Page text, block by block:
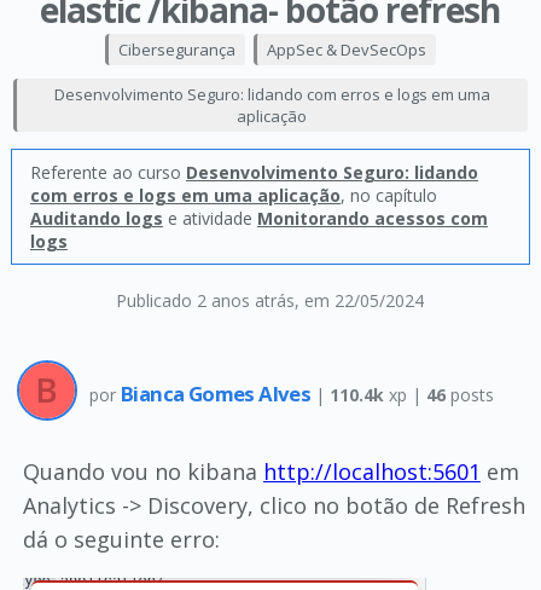
elastic /kibana- botão refresh
Publicado 2 anos atrás, em 22/05/2024
Cibersegurança AppSec & DevSecOps
Desenvolvimento Seguro: lidando com erros e logs em uma
aplicação
Referente ao curso Desenvolvimento Seguro: lidando
com erros e logs em uma aplicação, no capítulo
Auditando logs e atividade Monitorando acessos com
logs
por Bianca Gomes Alves | 110.4k xp | 46posts
Quando vou no kibana http://localhost:5601 em
Analytics -> Discovery, clico no botão de Refresh
dá o seguinte erro: